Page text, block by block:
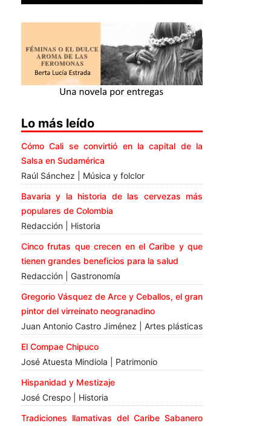
Lo más leído
Cómo Cali se convirtió en la capital de la
Salsa en Sudamérica
Raúl Sánchez | Música y folclor
Bavaria y la historia de las cervezas más
populares de Colombia
Redacción | Historia
Cinco frutas que crecen en el Caribe y que
tienen grandes beneficios para la salud
Redacción | Gastronomía
Gregorio Vásquez de Arce y Ceballos, el gran
pintor del virreinato neogranadino
Juan Antonio Castro Jiménez | Artes plásticas
El Compae Chipuco
José Atuesta Mindiola | Patrimonio
Hispanidad y Mestizaje
José Crespo | Historia
Tradiciones llamativas del Caribe Sabanero